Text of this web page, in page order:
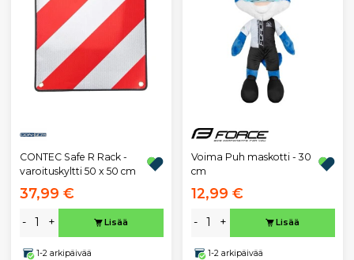
CONTEC Safe R Rack -
varoituskyltti 50 x 50 cm
37,99 €
- + Lisää
1-2 arkipäivää
Voima Puh maskotti - 30
cm
12,99 €
- + Lisää
1-2 arkipäivää